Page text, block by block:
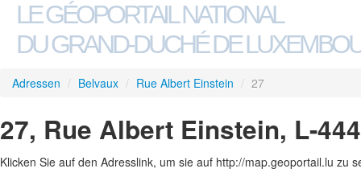
LE GÉOPORTAIL NATIONAL
DU GRAND-DUCHÉ DE
Adressen / Belvaux / Rue Albert Einstein / 27
27, Rue Albert Einstein, L-
Klicken Sie auf den Adresslink, um sie auf http://map.geoportail.lu zu